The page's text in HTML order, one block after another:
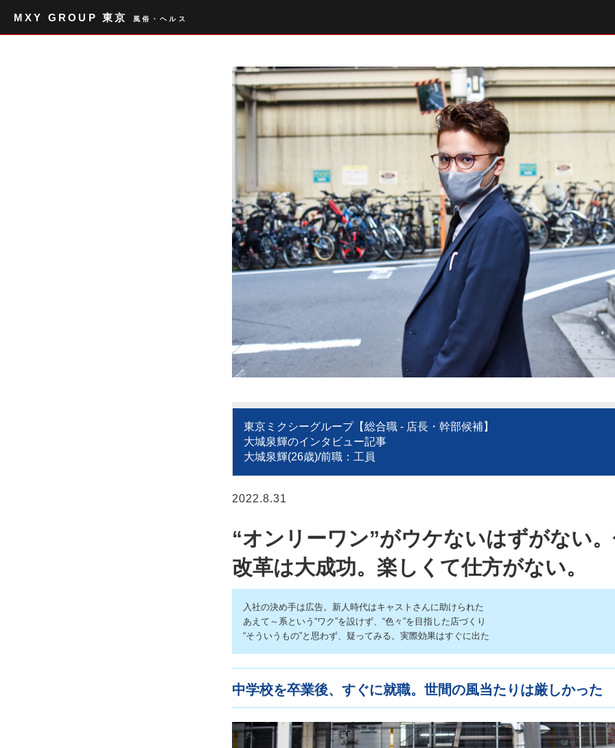
MXY GROUP 東京 風俗・ヘルス
東京ミクシーグループ【総合職 - 店長・幹部候補】
大城泉輝のインタビュー記事
大城泉輝(26歳)/前職：工員
2022.8.31
“オンリーワン”がウケないはずがない
改革は大成功。楽しくて仕方がない。
入社の決め手は広告。新人時代はキャストさんに助けられた
あえて～系という“ワク”を設けず、“色々”を目指した店づくり
“そういうもの”と思わず、疑ってみる。実際効果はすぐに出た
中学校を卒業後、すぐに就職。世間の風当たりは厳しかった